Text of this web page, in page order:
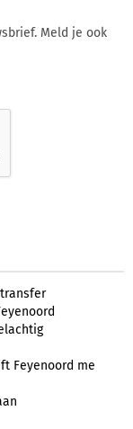
Meld je ook
Feyenoord me